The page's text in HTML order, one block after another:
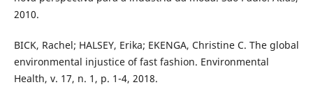
2010.
BICK, Rachel; HALSEY, Erika; EKENGA, Christine C. The global
environmental injustice of fast fashion. Environmental
Health, v. 17, n. 1, p. 1-4, 2018.